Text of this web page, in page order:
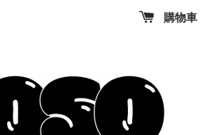
購物車